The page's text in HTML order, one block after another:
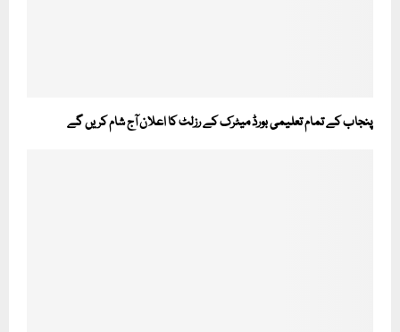
پنجاب کے تمام تعلیمی بورڈ میٹرک کے رزلٹ کا اعلان آج شام کریں گے